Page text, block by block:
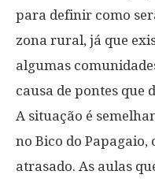
para definir como
zona rural, já que
algumas
causa de pontes que
A situação é
no Bico do Papagaio,
atrasado. As aulas